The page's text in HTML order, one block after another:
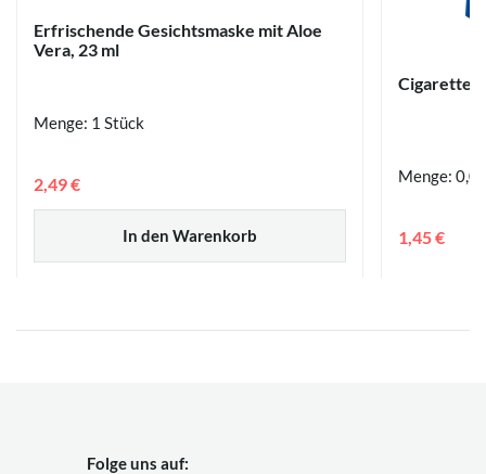
Erfrischende Gesichtsmaske mit Aloe
Vera, 23 ml
Menge: 1 Stück
In den Warenkorb
2,49 €
Cigarette
Menge:
1,45 €
Folge uns auf: